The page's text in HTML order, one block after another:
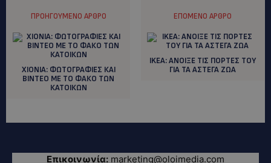
ΠΡΟΗΓΟΎΜΕΝΟ ΆΡΘΡΟ
ΧΙΟΝΙΑ: ΦΩΤΟΓΡΑΦΙΕΣ ΚΑΙ
ΒΙΝΤΕΟ ΜΕ ΤΟ ΦΑΚΟ ΤΩΝ
ΚΑΤΟΙΚΩΝ
ΕΠΌΜΕΝΟ ΆΡΘΡΟ
IKEA: ANOIΞΕ ΤΙΣ ΠΟΡΤΕΣ ΤΟΥ
ΓΙΑ ΤΑ ΑΣΤΕΓΑ ΖΩΑ
Επικοινωνία: marketing@oloimedia.com